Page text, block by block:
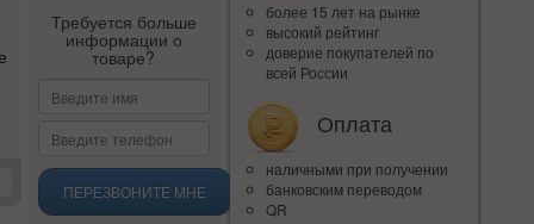
Требуется больше
информации о
товаре?
ПЕРЕЗВОНИТЕ МНЕ
более 15 лет на рынке
высокий рейтинг
доверие покупателей по
всей России
Оплата
наличными при получении
банковским переводом
QR